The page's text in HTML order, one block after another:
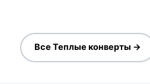
Все Теплые конверты →